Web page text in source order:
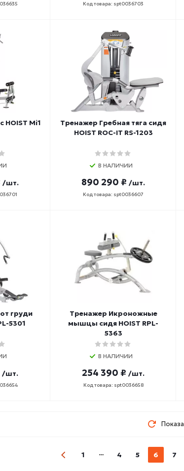
Код товара: spt0036703
HOIST Mi1
/шт.
Тренажер Гребная тяга сидя
HOIST ROC-IT RS-1203
В НАЛИЧИИ
890 290 ₽ /шт.
Код товара: spt0036607
груди
5301
/шт.
Тренажер Икроножные
мышцы сидя HOIST RPL-
5363
В НАЛИЧИИ
254 390 ₽ /шт.
Код товара: spt0036658
1 4 5 6 7